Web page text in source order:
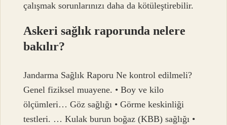
çalışmak sorunlarınızı daha da kötüleştirebilir.
Askeri sağlık raporunda nelere
bakılır?
Jandarma Sağlık Raporu Ne kontrol edilmeli?
Genel fiziksel muayene. • Boy ve kilo
ölçümleri… Göz sağlığı • Görme keskinliği
testleri. … Kulak burun boğaz (KBB) sağlığı •